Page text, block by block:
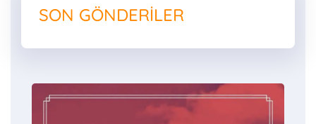
SON GÖNDERILER